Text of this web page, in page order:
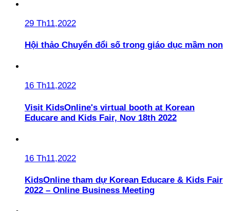
29 Th11,2022
Hội thảo Chuyển đổi số trong giáo dục mầm non
16 Th11,2022
Visit KidsOnline's virtual booth at Korean
Educare and Kids Fair, Nov 18th 2022
16 Th11,2022
KidsOnline tham dự Korean Educare & Kids Fair
2022 – Online Business Meeting